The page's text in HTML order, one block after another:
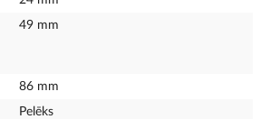
49 mm
86 mm
Pelēks